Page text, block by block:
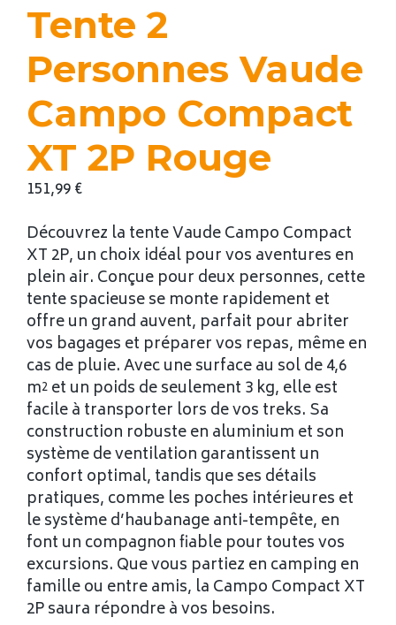
Tente 2
Personnes Vaude
Campo Compact
XT 2P Rouge
151,99€
Découvrez la tente Vaude Campo Compact
XT 2P, un choix idéal pour vos aventures en
plein air. Conçue pour deux personnes, cette
tente spacieuse se monte rapidement et
offre un grand auvent, parfait pour abriter
vos bagages et préparer vos repas, même en
cas de pluie. Avec une surface au sol de 4,6
m² et un poids de seulement 3 kg, elle est
facile à transporter lors de vos treks. Sa
construction robuste en aluminium et son
système de ventilation garantissent un
confort optimal, tandis que ses détails
pratiques, comme les poches intérieures et
le système d’haubanage anti-tempête, en
font un compagnon fiable pour toutes vos
excursions. Que vous partiez en camping en
famille ou entre amis, la Campo Compact XT
2P saura répondre à vos besoins.